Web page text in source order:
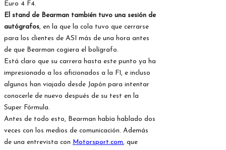
Euro 4 F4.
El stand de Bearman también tuvo una sesión de
autógrafos, en la que la cola tuvo que cerrarse
para los clientes de ASI más de una hora antes
de que Bearman cogiera el bolígrafo.
Está claro que su carrera hasta este punto ya ha
impresionado a los aficionados a la F1, e incluso
algunos han viajado desde Japón para intentar
conocerle de nuevo después de su test en la
Super Fórmula.
Antes de todo esto, Bearman había hablado dos
veces con los medios de comunicación. Además
de una entrevista con
Motorsport.com, que